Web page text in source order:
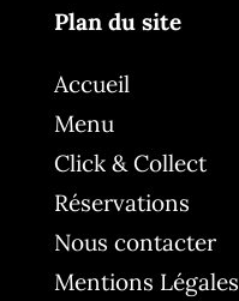
Plan du site
Accueil
Menu
Click & Collect
Réservations
Nous contacter
Mentions Légales